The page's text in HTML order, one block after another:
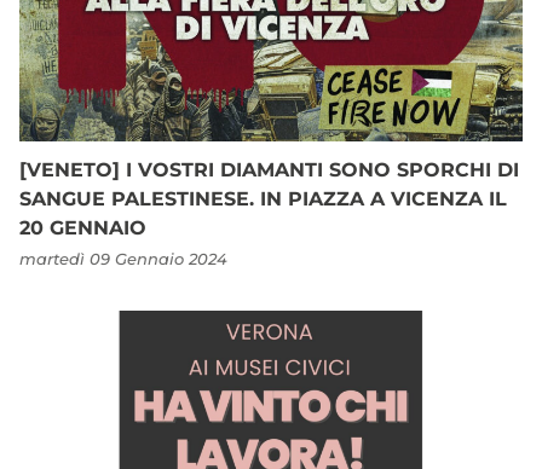
[VENETO] I VOSTRI DIAMANTI SONO SPORCHI DI
SANGUE PALESTINESE. IN PIAZZA A VICENZA IL
20 GENNAIO
martedì 09 Gennaio 2024